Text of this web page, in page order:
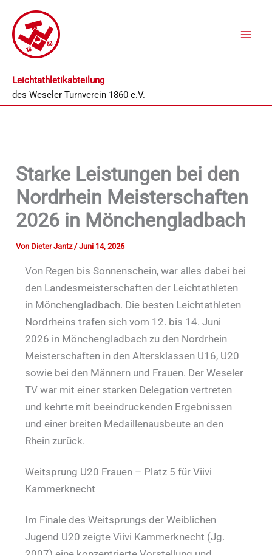
Inhalt
springen
Leichtathletikabteilung
des Weseler Turnverein 1860 e.V.
Starke Leistungen bei den
Nordrhein Meisterschaften
2026 in Mönchengladbach
Von Dieter Jantz /Juni 14, 2026
Von Regen bis Sonnenschein, war alles dabei bei
den Landesmeisterschaften der Leichtathleten
in Mönchengladbach. Die besten Leichtathleten
Nordrheins trafen sich vom 12. bis 14. Juni
2026 in Mönchengladbach zu den Nordrhein
Meisterschaften in den Altersklassen U16, U20
sowie bei den Männern und Frauen. Der Weseler
TV war mit einer starken Delegation vertreten
und kehrte mit beeindruckenden Ergebnissen
und einer breiten Medaillenausbeute an den
Rhein zurück.
Weitsprung U20 Frauen – Platz 5 für Viivi
Kammerknecht
Im Finale des Weitsprungs der Weiblichen
Jugend U20 zeigte Viivi Kammerknecht (Jg.